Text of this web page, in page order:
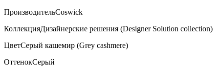
ПроизводительCoswick
КоллекцияДизайнерские решения (Designer Solution collection)
ЦветСерый кашемир (Grey cashmere)
ОттенокСерый